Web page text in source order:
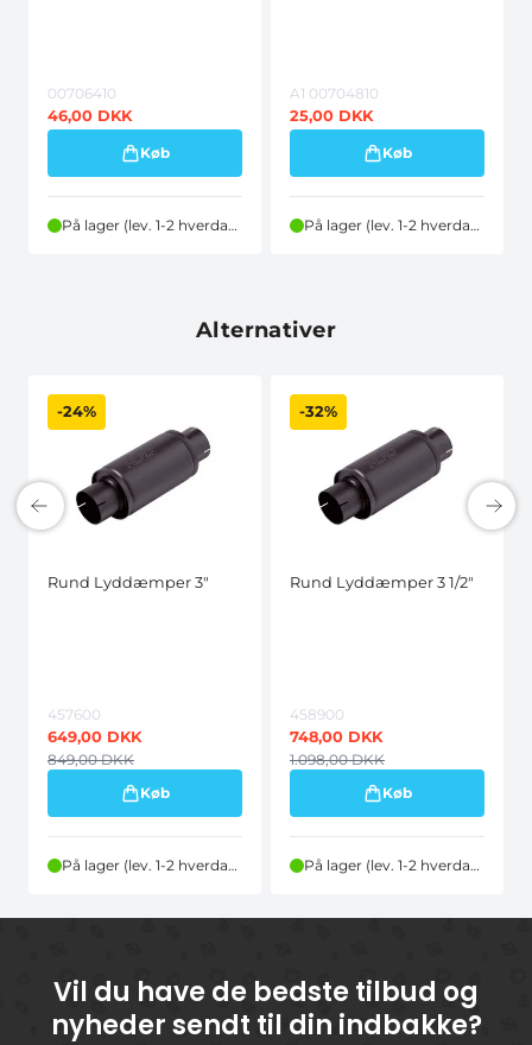
00706410
46,00 DKK
Køb
På lager (lev. 1-2 hverdage)
A1 00704810
25,00 DKK
Køb
På lager (lev. 1-2 hverdage)
Alternativer
-24%
Rund Lyddæmper 3"
457600
649,00 DKK
849,00DKK
Køb
På lager (lev. 1-2 hverdage)
-32%
Rund Lyddæmper 3 1/2"
458900
748,00 DKK
1.098,00DKK
Køb
På lager (lev. 1-2 hverdage)
Vil du have de bedste tilbud og
nyheder sendt til din indbakke?